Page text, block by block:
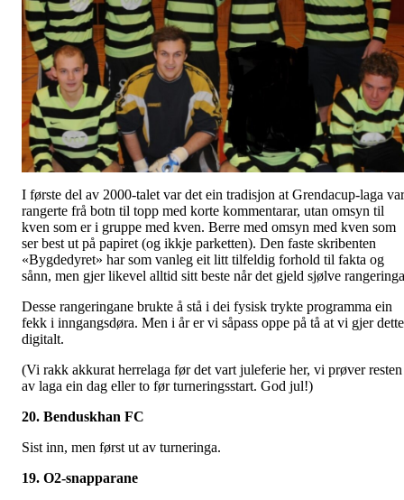
I første del av 2000-talet var det ein tradisjon at Grendacup-laga
rangerte frå botn til topp med korte kommentarar, utan omsyn til
kven som er i gruppe med kven. Berre med omsyn med kven som
ser best ut på papiret (og ikkje parketten). Den faste skribenten
«Bygdedyret» har som vanleg eit litt tilfeldig forhold til fakta og
sånn, men gjer likevel alltid sitt beste når det gjeld sjølve
Desse rangeringane brukte å stå i dei fysisk trykte programma ein
fekk i inngangsdøra. Men i år er vi såpass oppe på tå at vi gjer dette
digitalt.
(Vi rakk akkurat herrelaga før det vart juleferie her, vi prøver resten
av laga ein dag eller to før turneringsstart. God jul!)
20. Benduskhan FC
Sist inn, men først ut av turneringa.
19. O2-snapparane